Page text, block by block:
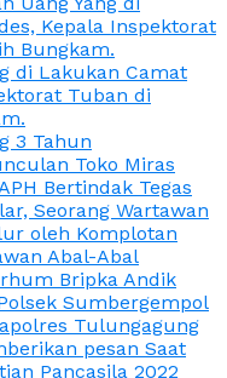
Kepala Inspektorat
Bungkam.
di Lakukan Camat
Tuban di
3 Tahun
Toko Miras
Bertindak Tegas
Seorang Wartawan
oleh Komplotan
Abal-Abal
Bripka Andik
Sumbergempol
Tulungagung
pesan Saat
Pancasila 2022